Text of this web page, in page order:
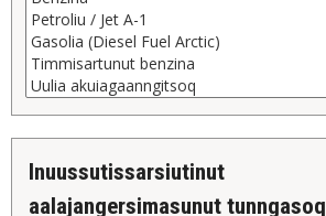
inuussutissarsiutinut
aalajangersimasunut tunngasoq